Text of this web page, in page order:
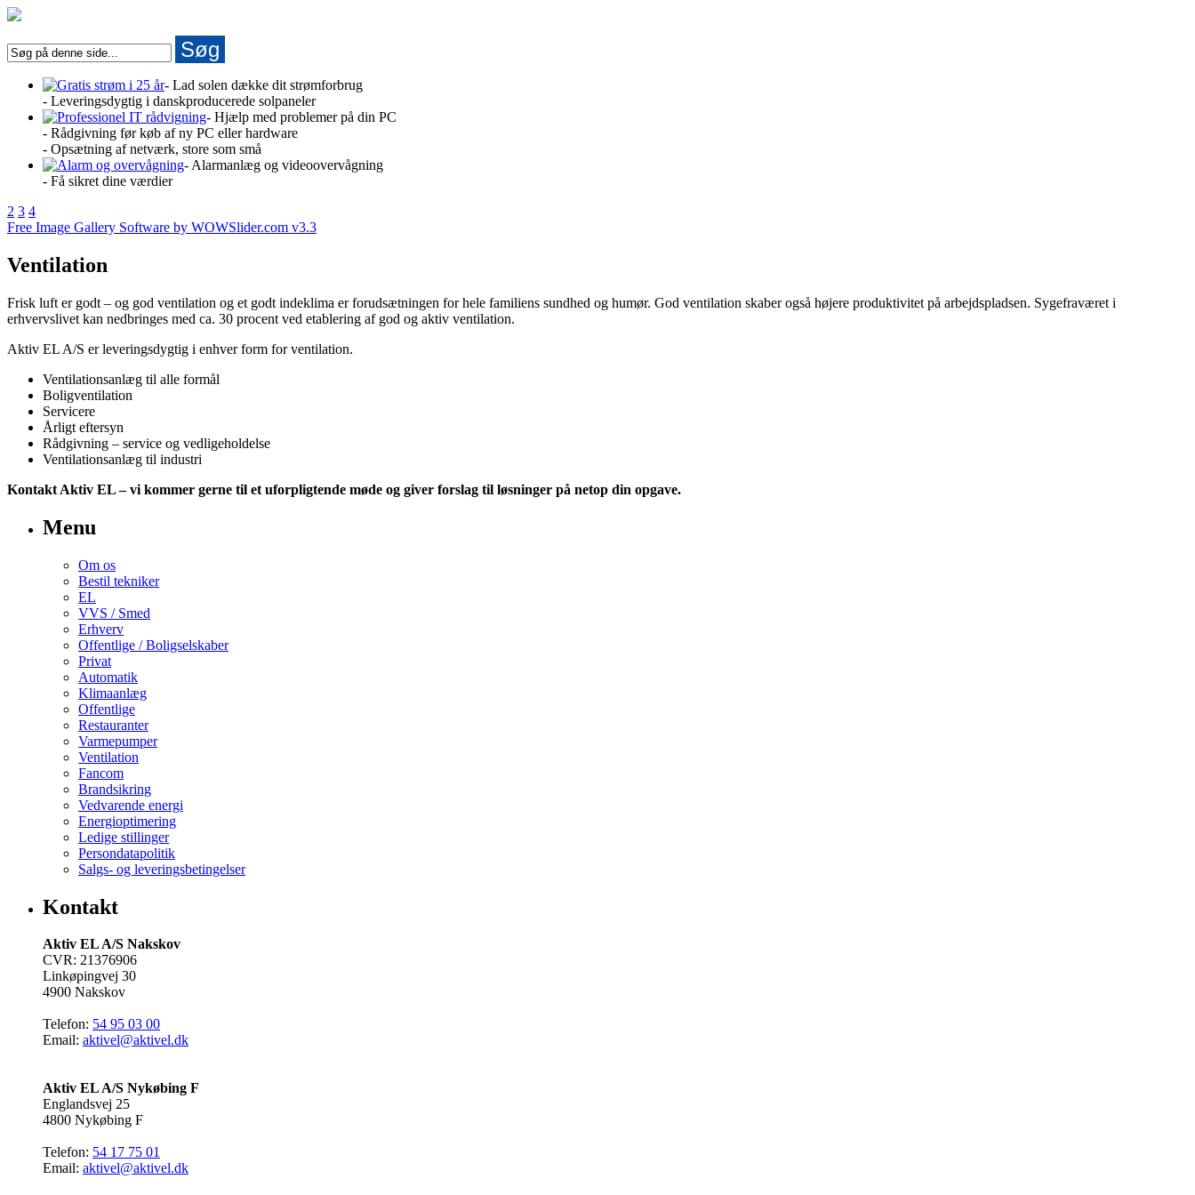
Søg
- Lad solen dække dit strømforbrug
- Leveringsdygtig i danskproducerede solpaneler
- Hjælp med problemer på din PC
- Rådgivning før køb af ny PC eller hardware
- Opsætning af netværk, store som små
- Alarmanlæg og videoovervågning
- Få sikret dine værdier
2 3 4
Free Image Gallery Software by WOWSlider.com v3.3
Ventilation
Frisk luft er godt – og god ventilation og et godt indeklima er forudsætningen for hele familiens sundhed og humør. God ventilation skaber også højere produktivitet på arbejdspladsen. Sygefraværet i
erhvervslivet kan nedbringes med ca. 30 procent ved etablering af god og aktiv ventilation.
Aktiv EL A/S er leveringsdygtig i enhver form for ventilation.
Ventilationsanlæg til alle formål
Boligventilation
Servicere
Årligt eftersyn
Rådgivning – service og vedligeholdelse
Ventilationsanlæg til industri
Kontakt Aktiv EL – vi kommer gerne til et uforpligtende møde og giver forslag til løsninger på netop din opgave.
Menu
Om os
Bestil tekniker
EL
VVS / Smed
Erhverv
Offentlige / Boligselskaber
Privat
Automatik
Klimaanlæg
Offentlige
Restauranter
Varmepumper
Ventilation
Fancom
Brandsikring
Vedvarende energi
Energioptimering
Ledige stillinger
Persondatapolitik
Salgs- og leveringsbetingelser
Kontakt
Aktiv EL A/S Nakskov
CVR: 21376906
Linkøpingvej 30
4900 Nakskov
Telefon: 54 95 03 00
Email: aktivel@aktivel.dk
Aktiv EL A/S Nykøbing F
Englandsvej 25
4800 Nykøbing F
Telefon: 54 17 75 01
Email: aktivel@aktivel.dk